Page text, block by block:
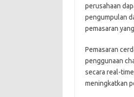
perusahaan
pengumpulan
pemasaran
Pemasaran
penggunaan
secara real-
meningkatkan